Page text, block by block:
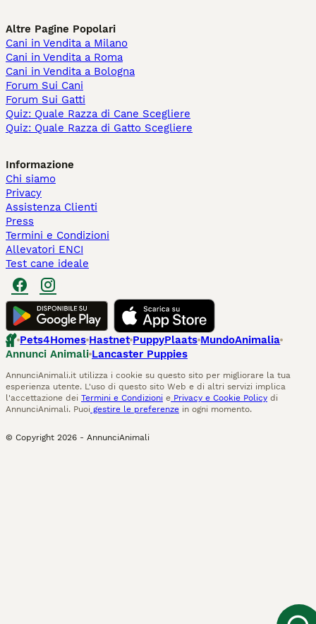
Altre Pagine Popolari
Cani in Vendita a Milano
Cani in Vendita a Roma
Cani in Vendita a Bologna
Forum Sui Cani
Forum Sui Gatti
Quiz: Quale Razza di Cane Scegliere
Quiz: Quale Razza di Gatto Scegliere
Informazione
Chi siamo
Privacy
Assistenza Clienti
Press
Termini e Condizioni
Allevatori ENCI
Test cane ideale
Pets4Homes Hastnet PuppyPlaats MundoAnimalia
Annunci Animali Lancaster Puppies
AnnunciAnimali.it utilizza i cookie su questo sito per migliorare la tua
esperienza utente. L'uso di questo sito Web e di altri servizi implica
l'accettazione dei Termini e Condizioni e Privacy e Cookie Policy di
AnnunciAnimali. Puoi gestire le preferenze in ogni momento.
© Copyright 2026 - AnnunciAnimali